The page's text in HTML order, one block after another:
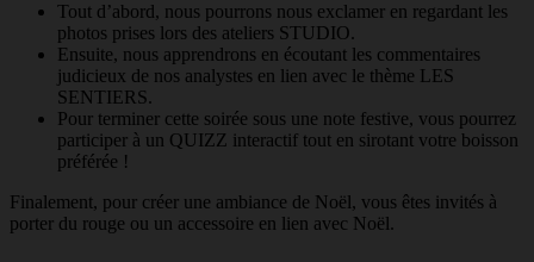
Tout d’abord, nous pourrons nous exclamer en regardant les
photos prises lors des ateliers STUDIO.
Ensuite, nous apprendrons en écoutant les commentaires
judicieux de nos analystes en lien avec le thème LES
SENTIERS.
Pour terminer cette soirée sous une note festive, vous pourrez
participer à un QUIZZ interactif tout en sirotant votre boisson
préférée !
Finalement, pour créer une ambiance de Noël, vous êtes invités à
porter du rouge ou un accessoire en lien avec Noël.